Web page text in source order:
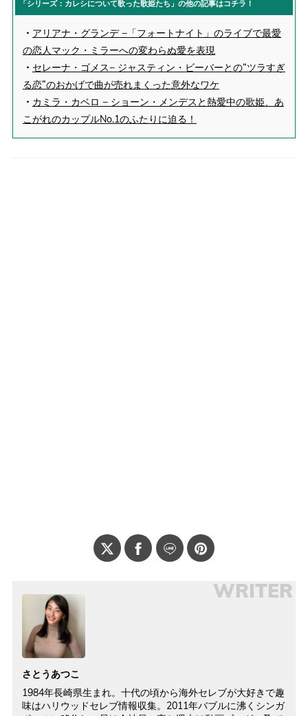
「シリーズ：カレシについて歌った歌姫たち」の他の記事はコチラ！
・ アリアナ・グランデ −「フォートナイト」のライブで最愛
の恋人マック・ミラーへの変わらぬ愛を表現
・ セレーナ・ゴメス− ジャスティン・ビーバーとの“ツラすぎ
る恋”のおかげで曲が売れまくった意外なワケ
・ カミラ・カベロ − ショーン・メンデスと熱愛中の歌姫、あ
こがれのカップルNo.1のふたりに迫る！
WRITER
さとうあつこ
1984年長崎県生まれ。十代の頃から海外セレブが大好きで趣
味はハリウッドセレブ情報収集。2011年バブルに沸くシンガ